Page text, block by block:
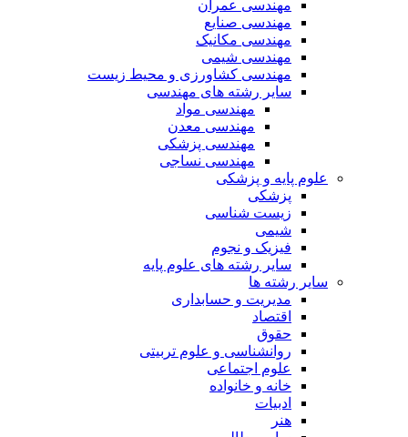
مهندسی عمران
مهندسی صنایع
مهندسی مکانیک
مهندسی شیمی
مهندسی کشاورزی و محیط زیست
سایر رشته های مهندسی
مهندسی مواد
مهندسی معدن
مهندسی پزشکی
مهندسی نساجی
علوم پایه و پزشکی
پزشکی
زیست شناسی
شیمی
فیزیک و نجوم
سایر رشته های علوم پایه
سایر رشته ها
مدیریت و حسابداری
اقتصاد
حقوق
روانشناسی و علوم تربیتی
علوم اجتماعی
خانه و خانواده
ادبیات
هنر